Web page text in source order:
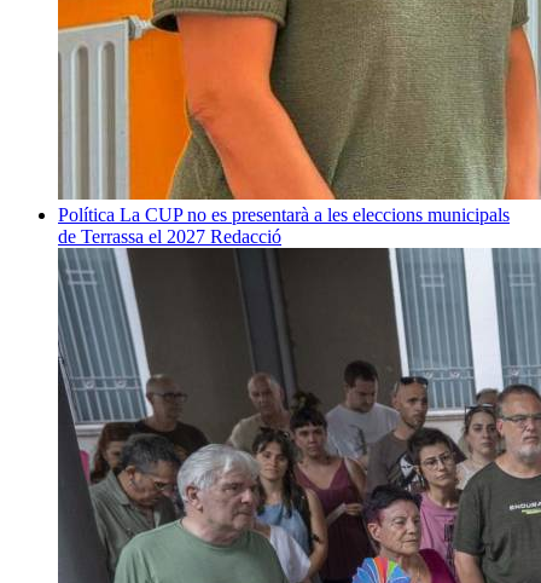
Política La CUP no es presentarà a les eleccions municipals
de Terrassa el 2027 Redacció